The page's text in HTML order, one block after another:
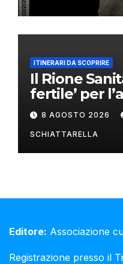
ITINERARI DA SCOPRIRE
Il Rione
fertile’ per
8 AGOSTO 2026
SCHIATTARELLA
Editore: Associazione
Registrazione presso il